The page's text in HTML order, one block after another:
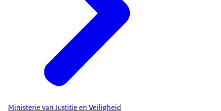
Ministerie van Justitie en Veiligheid